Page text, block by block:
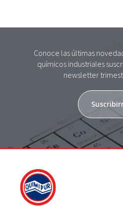
Conoce las últimas
químicos industriales
newsletter